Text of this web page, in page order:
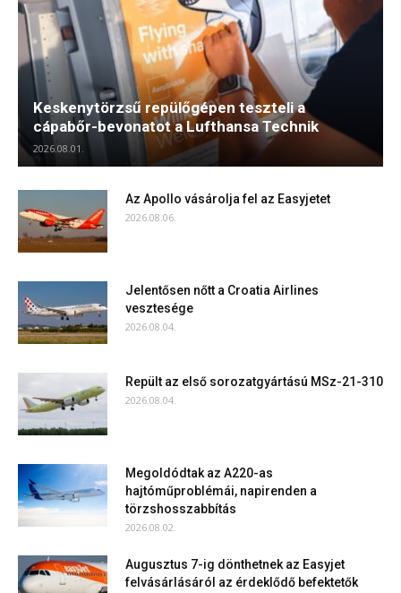
Keskenytörzsű repülőgépen teszteli a
cápabőr-bevonatot a Lufthansa Technik
2026.08.01.
Az Apollo vásárolja fel az Easyjetet
2026.08.06.
Jelentősen nőtt a Croatia Airlines
vesztesége
2026.08.04.
Repült az első sorozatgyártású MSz-21-310
2026.08.04.
Megoldódtak az A220-as
hajtóműproblémái, napirenden a
törzshosszabbítás
2026.08.02.
Augusztus 7-ig dönthetnek az Easyjet
felvásárlásáról az érdeklődő befektetők